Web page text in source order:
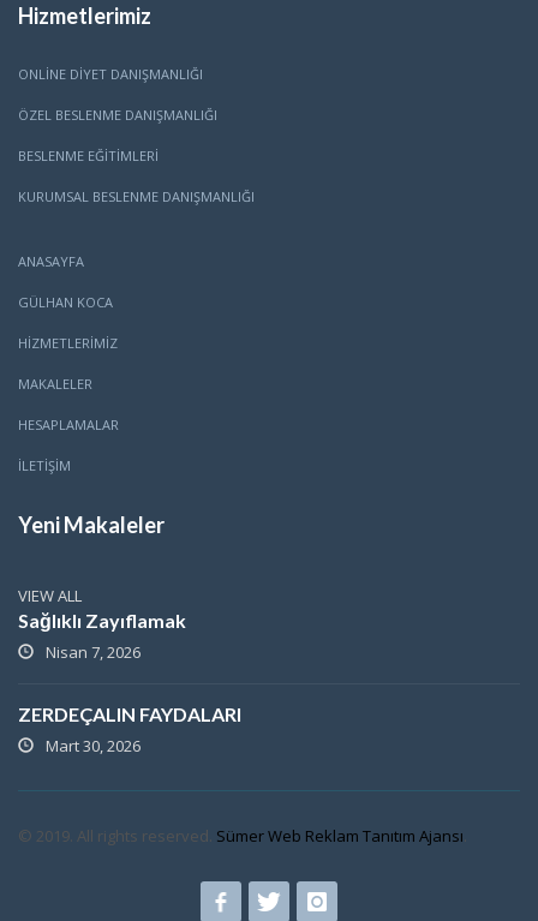
Hizmetlerimiz
ONLINE DIYET DANIŞMANLIĞI
ÖZEL BESLENME DANIŞMANLIĞI
BESLENME EĞITIMLERI
KURUMSAL BESLENME DANIŞMANLIĞI
ANASAYFA
GÜLHAN KOCA
HİZMETLERİMİZ
MAKALELER
HESAPLAMALAR
İLETİŞİM
Yeni Makaleler
VIEW ALL
Sağlıklı Zayıflamak
Nisan 7, 2026
ZERDEÇALIN FAYDALARI
Mart 30, 2026
© 2019. All rights reserved. Sümer Web Reklam Tanıtım Ajansı.